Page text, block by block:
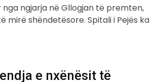
nga ngjarja në Gllogjan të premten,
mirë shëndetësore. Spitali i Pejës ka
e nxënësit të